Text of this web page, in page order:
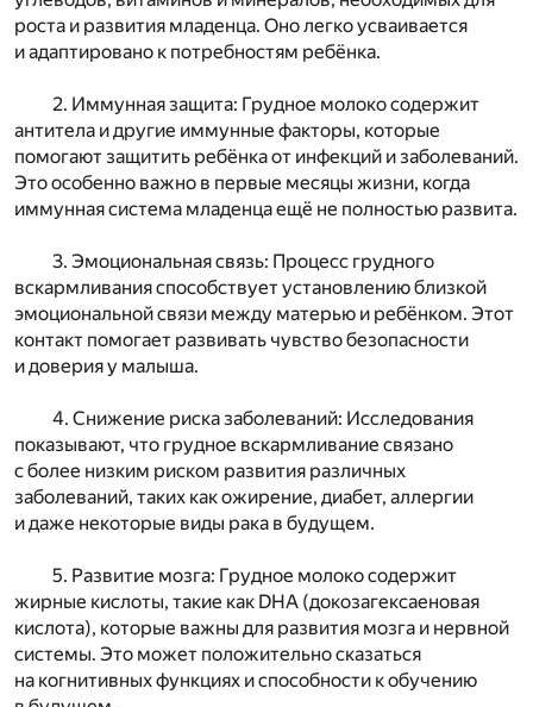
роста и развития младенца. Оно легко усваивается
и адаптировано к потребностям ребёнка.
2. Иммунная защита: Грудное молоко содержит
антитела и другие иммунные факторы, которые
помогают защитить ребёнка от инфекций и заболеваний.
Это особенно важно в первые месяцы жизни, когда
иммунная система младенца ещё не полностью развита.
3. Эмоциональная связь: Процесс грудного
вскармливания способствует установлению близкой
эмоциональной связи между матерью и ребёнком. Этот
контакт помогает развивать чувство безопасности
и доверия у малыша.
4. Снижение риска заболеваний: Исследования
показывают, что грудное вскармливание связано
с более низким риском развития различных
заболеваний, таких как ожирение, диабет, аллергии
и даже некоторые виды рака в будущем.
5. Развитие мозга: Грудное молоко содержит
жирные кислоты, такие как DHA (докозагексаеновая
кислота), которые важны для развития мозга и нервной
системы. Это может положительно сказаться
на когнитивных функциях и способности к обучению